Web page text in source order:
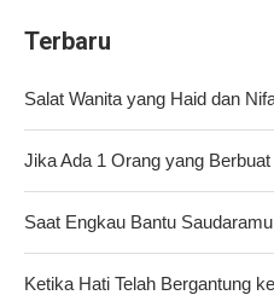
Terbaru
Salat Wanita yang Haid dan
Jika Ada 1 Orang yang
Saat Engkau Bantu Saudaramu
Ketika Hati Telah Bergantung